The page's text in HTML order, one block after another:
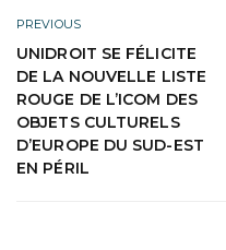
PREVIOUS
UNIDROIT SE FÉLICITE
DE LA NOUVELLE LISTE
ROUGE DE L’ICOM DES
OBJETS CULTURELS
D’EUROPE DU SUD-EST
EN PÉRIL